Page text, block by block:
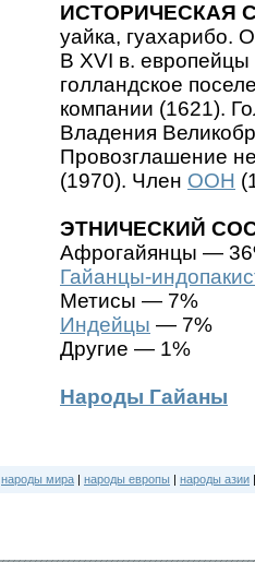
ИСТОРИЧЕСКАЯ
уайка, гуахарибо.
В XVI в.
голландское
компании (1621).
Владения
Провозглашение
(1970). Член ООН
ЭТНИЧЕСКИЙ
Афрогайянцы —
Гайанцы-
Метисы — 7%
Индейцы — 7%
Другие — 1%
Народы Гайаны
народы мира | народы европы | народы азии